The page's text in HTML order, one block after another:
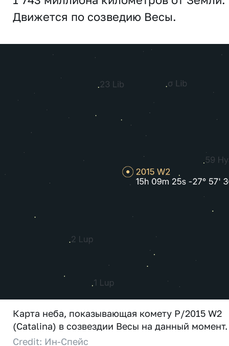
Движется по созведию Весы.
Карта неба, показывающая комету P/2015 W2
(Catalina) в созвездии Весы на данный момент.
Credit: Ин-Спейс